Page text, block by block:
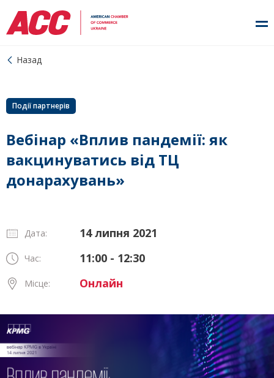
Назад
Події партнерів
Вебінар «Вплив пандемії: як
вакцинуватись від ТЦ
донарахувань»
Дата: 14 липня 2021
Час: 11:00 - 12:30
Місце: Онлайн